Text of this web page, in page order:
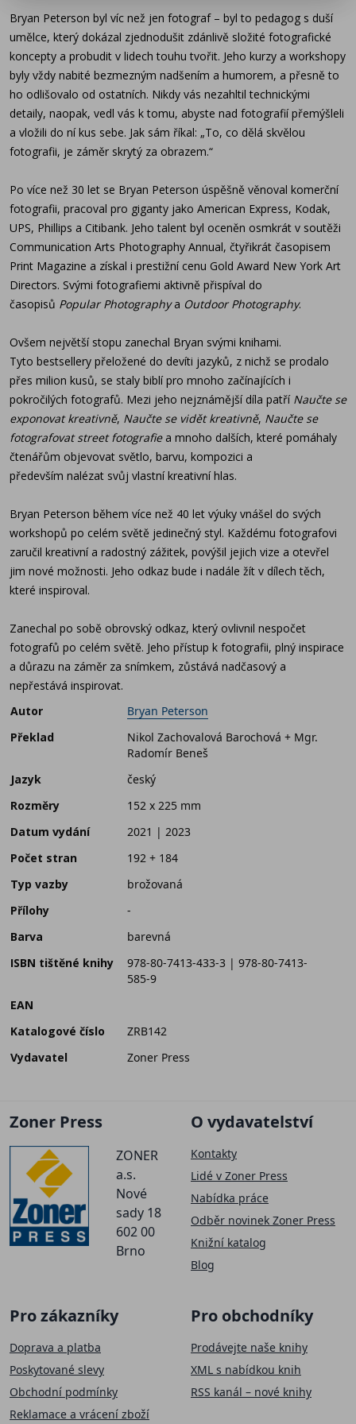
Ovšem největší stopu zanechal Bryan svými knihami.
Tyto bestsellery přeložené do devíti jazyků, z nichž se
prodalo přes milion kusů, se staly biblí pro mnoho
začínajících i pokročilých fotografů. Mezi jeho
nejznámější díla patříNaučte se exponovat
kreativně,Naučte se vidět kreativně,Naučte se fotografovat
street fotografiea mnoho dalších, které pomáhaly
čtenářům objevovat světlo, barvu, kompozici a
Bryan Peterson během více než 40 let výuky vnášel do
svých workshopů po celém světě jedinečný styl.
Každému fotografovi zaručil kreativní a radostný
zážitek, povýšil jejich vize a otevřel jim nové možnosti.
Jeho odkaz bude i nadále žít v dílech těch, které
inspiroval.
Zanechal po sobě obrovský odkaz, který ovlivnil
nespočet fotografů po celém světě. Jeho přístup k
fotografii, plný inspirace a důrazu na záměr za
snímkem, zůstává nadčasový a nepřestává inspirovat.
Bryan Peterson byl víc než jen fotograf – byl to pedagog s duší
umělce, který dokázal zjednodušit zdánlivě složité fotografické
koncepty a probudit v lidech touhu tvořit. Jeho kurzy a workshopy
byly vždy nabité bezmezným nadšením a humorem, a přesně to
ho odlišovalo od ostatních. Nikdy vás nezahltil technickými
detaily, naopak, vedl vás k tomu, abyste nad fotografií přemýšleli
a vložili do ní kus sebe. Jak sám říkal: „To, co dělá skvělou
fotografii, je záměr skrytý za obrazem.“
Po více než 30 let se Bryan Peterson úspěšně věnoval komerční
fotografii, pracoval pro giganty jako American Express, Kodak,
UPS, Phillips a Citibank. Jeho talent byl oceněn osmkrát v soutěži
Communication Arts Photography Annual, čtyřikrát časopisem
Print Magazine a získal i prestižní cenu Gold Award New York Art
Directors. Svými fotografiemi aktivně přispíval do
časopisů Popular Photographya Outdoor Photography.
Ovšem největší stopu zanechal Bryan svými knihami.
Tyto bestsellery přeložené do devíti jazyků, z nichž se prodalo
přes milion kusů, se staly biblí pro mnoho začínajících i
pokročilých fotografů. Mezi jeho nejznámější díla patří Naučte se
exponovat kreativně, Naučte se vidět kreativně, Naučte se
fotografovat street fotografiea mnoho dalších, které pomáhaly
čtenářům objevovat světlo, barvu, kompozici a
především nalézat svůj vlastní kreativní hlas.
Bryan Peterson během více než 40 let výuky vnášel do svých
workshopů po celém světě jedinečný styl. Každému fotografovi
zaručil kreativní a radostný zážitek, povýšil jejich vize a otevřel
jim nové možnosti. Jeho odkaz bude i nadále žít v dílech těch,
které inspiroval.
Zanechal po sobě obrovský odkaz, který ovlivnil nespočet
fotografů po celém světě. Jeho přístup k fotografii, plný inspirace
a důrazu na záměr za snímkem, zůstává nadčasový a
nepřestává inspirovat.
Autor
Bryan Peterson
Překlad
Nikol Zachovalová Barochová + Mgr.
Radomír Beneš
Jazyk
český
Rozměry
152 x 225 mm
Datum vydání
2021 | 2023
Počet stran
192 + 184
Typ vazby
brožovaná
Přílohy
-
Barva
barevná
ISBN tištěné knihy
978-80-7413-433-3 | 978-80-7413-
585-9
EAN
Katalogové číslo
ZRB142
Vydavatel
Zoner Press
Zoner Press
ZONER
a.s.
Nové
sady 18
602 00
Brno
O vydavatelství
Kontakty
Lidé v Zoner Press
Nabídka práce
Odběr novinek Zoner Press
Knižní katalog
Blog
Pro zákazníky
Doprava a platba
Poskytované slevy
Obchodní podmínky
Reklamace a vrácení zboží
Pro obchodníky
Prodávejte naše knihy
XML s nabídkou knih
RSS kanál – nové knihy